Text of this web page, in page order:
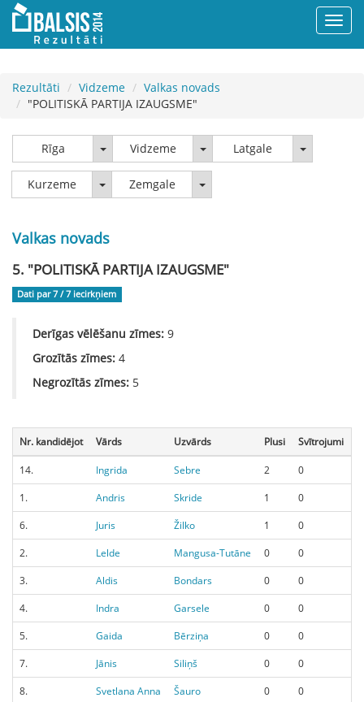
Rezultāti Vidzeme
Valkas novads
"POLITISKĀ PARTIJA IZAUGSME"
Rīga Rīga Vidzeme VidzemeLatgale Latgale
Kurzeme KurzemeZemgale Zemgale
Valkas novads
5. "POLITISKĀ PARTIJA IZAUGSME"
Dati par 7 / 7 iecirkņiem
Derīgas vēlēšanu zīmes: 9
Grozītās zīmes: 4
Negrozītās zīmes: 5
Nr. kandidējot Vārds Uzvārds Plusi Svītrojumi
14. Ingrida Sebre 2 0
1.
Andris Skride 1 0
6.
Juris Žilko 1 0
2.
Lelde Mangusa-Tutāne 0 0
3.
Aldis Bondars 0 0
4.
Indra Garsele 0 0
5.
Gaida Bērziņa 0 0
7.
Jānis Siliņš 0 0
8.
Svetlana Anna Šauro 0 0